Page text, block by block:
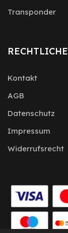
Transponder
Kontakt
AGB
Datenschutz
Impressum
Widerrufsrecht